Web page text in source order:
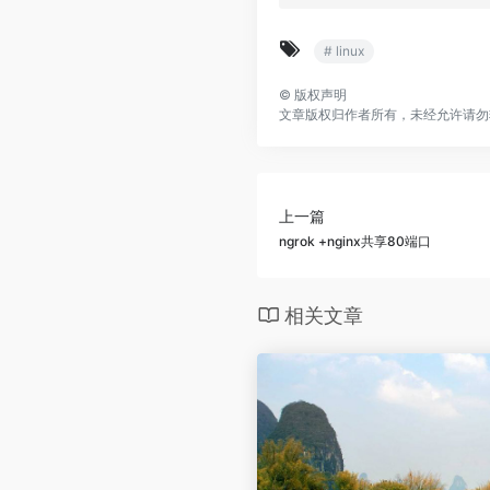
# linux
© 版权声明
文章版权归作者所有，未经允许请
上一篇
ngrok +nginx共享80端口
相关文章